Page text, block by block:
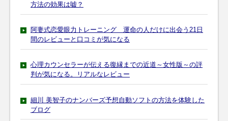
方法の効果は嘘？
阿妻式恋愛眼力トレーニング 運命の人だけに出会う21日
間のレビューと口コミが気になる
心理カウンセラーが伝える復縁までの近道～女性版～の評
判が気になる。リアルなレビュー
細川 美智子のナンバーズ予想自動ソフトの方法を体験した
ブログ